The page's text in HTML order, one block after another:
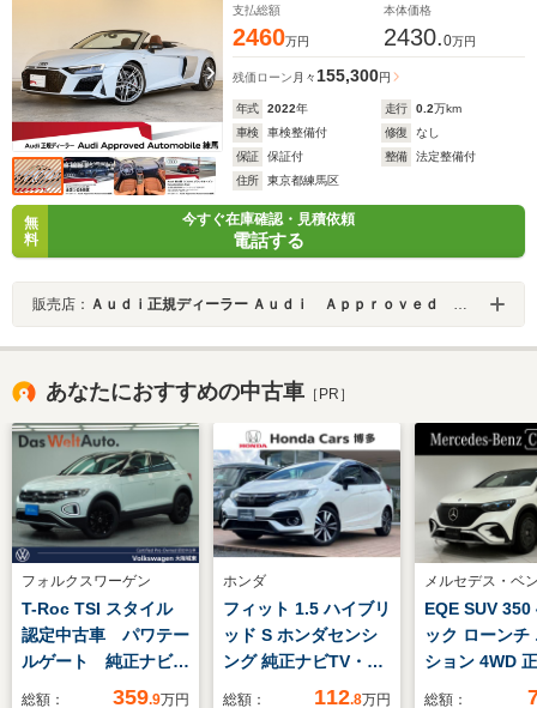
支払総額
2460万円
本体価格
2430.0万円
残価ローン 月々155,300円
年式 2022年 走行 0.2万km
車検
車検整備付 修復
なし
保証
保証付 整備
法定整備付
住所
東京都練馬区
無
料
今すぐ在庫確認・見積依頼
電話する
販売店： Ａｕｄｉ正規ディーラー Ａｕｄｉ Ａｐｐｒｏｖｅｄ Ａｕｔｏｍｏｂｉｌｅ練馬
あなたにおすすめの中古車 ［PR］
フォルクスワーゲン
T-Roc TSI スタイル
認定中古車 パワテー
ルゲート 純正ナビ
デジタルメーター 障
総額： 359.9万円
ホンダ
フィット 1.5 ハイブリ
ッド S ホンダセンシ
ング 純正ナビTV・前
後ドライブレコーダ
総額： 112.8万円
メルセデス・ベ
EQE SUV 350
ック ローンチ
ション 4WD
中古車/2年保
総額：